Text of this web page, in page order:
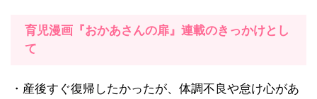
育児漫画『おかあさんの扉』連載のきっかけとし
て
・産後すぐ復帰したかったが、体調不良や怠け心があ